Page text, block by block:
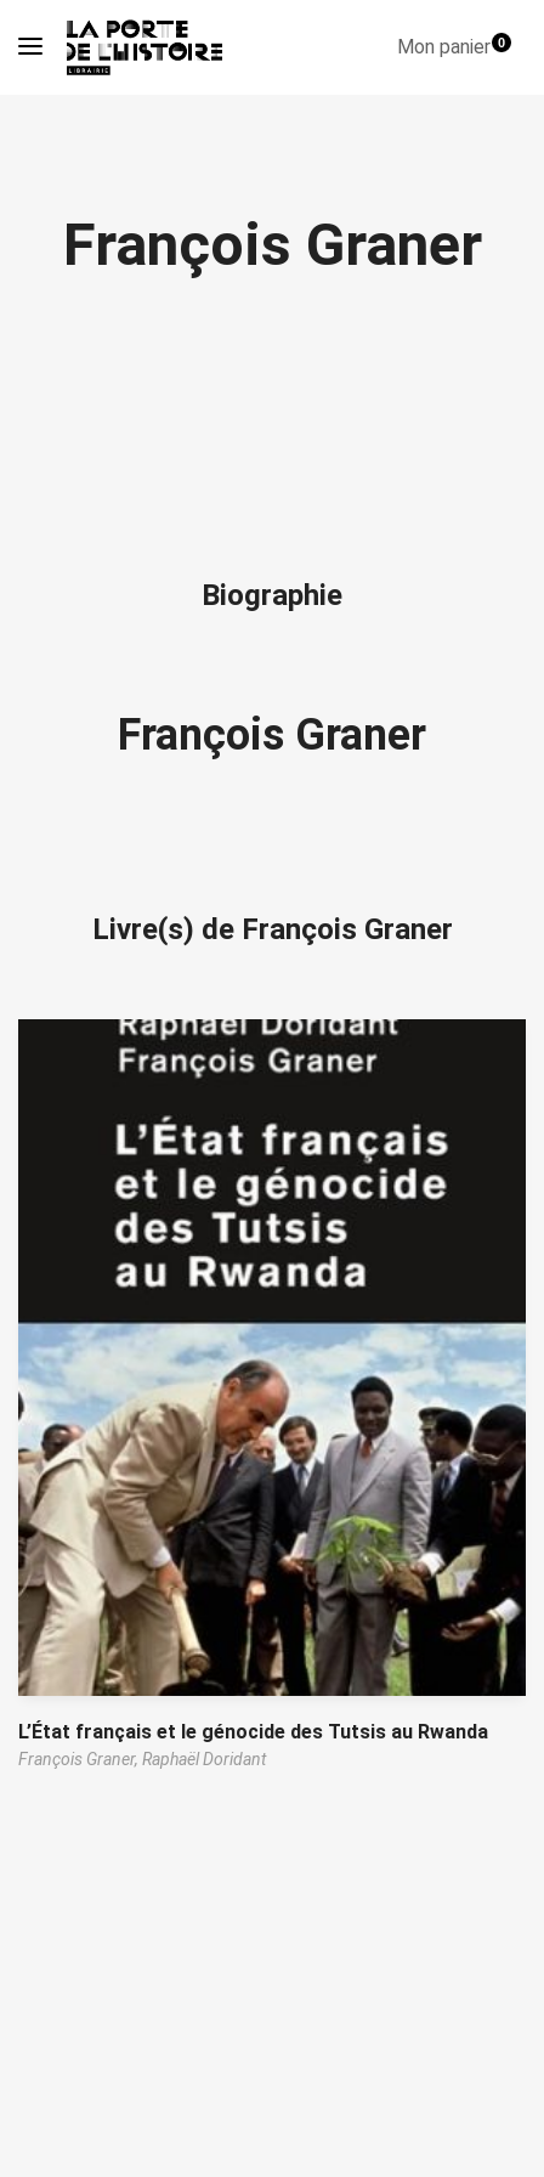
Mon panier0
François Graner
Biographie
François Graner
Livre(s) de François Graner
L’État français et le génocide des Tutsis au Rwanda
François Graner, Raphaël Doridant